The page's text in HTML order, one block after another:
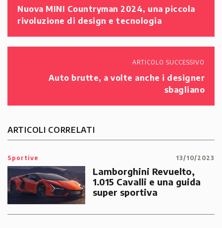
Nuova MINI Countryman 2024, una piccola
rivoluzione di design e tecnologia
ARTICOLO SUCCESSIVO
Auto brutte, a volte anche i designer
sbagliano
ARTICOLI CORRELATI
Sportive 13/10/2023
Lamborghini Revuelto,
1.015 Cavalli e una guida
super sportiva